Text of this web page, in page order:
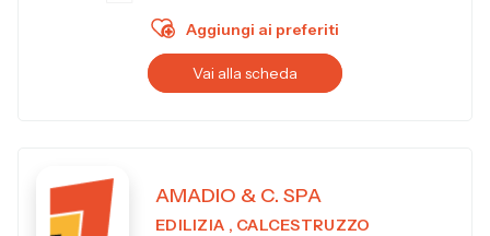
Aggiungi ai preferiti
Vai alla scheda
AMADIO & C. SPA
EDILIZIA , CALCESTRUZZO